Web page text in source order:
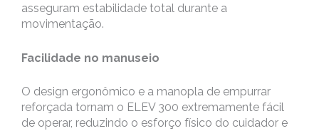
asseguram estabilidade total durante a
movimentação.
Facilidade no manuseio
O design ergonômico e a manopla de empurrar
reforçada tornam o ELEV 300 extremamente fácil
de operar, reduzindo o esforço físico do cuidador e